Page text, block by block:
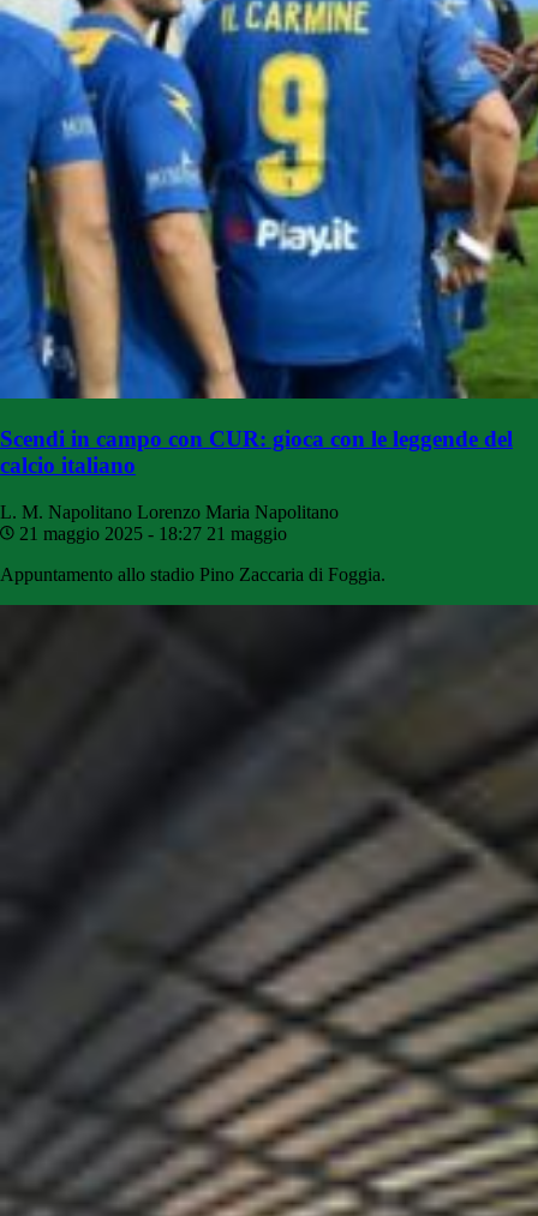
Scendi in campo con CUR: gioca con le leggende del
calcio italiano
L. M. Napolitano Lorenzo Maria Napolitano
21 maggio 2025 - 18:27 21 maggio
Appuntamento allo stadio Pino Zaccaria di Foggia.